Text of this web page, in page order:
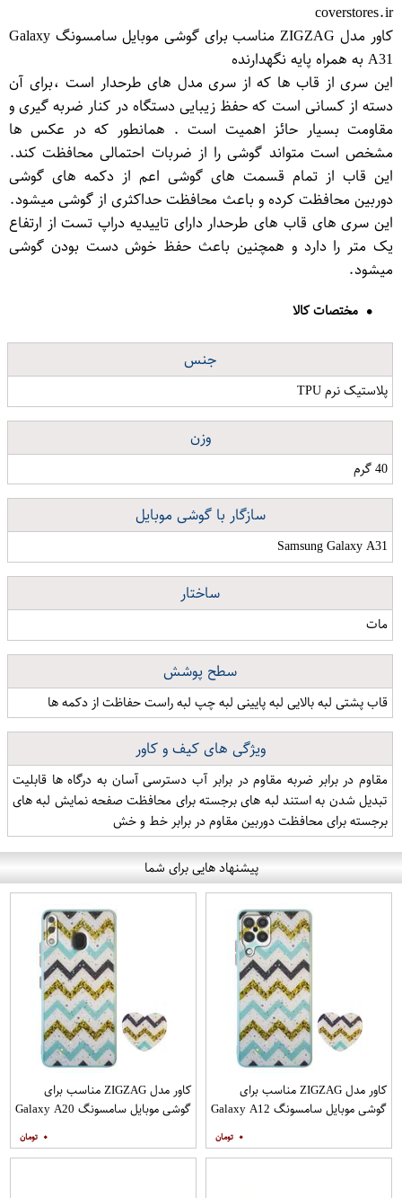
coverstores.ir
کاور مدل ZIGZAG مناسب برای گوشی موبایل سامسونگ Galaxy
A31 به همراه پایه نگهدارنده
این سری از قاب ها که از سری مدل های طرحدار است ،برای آن
دسته از کسانی است که حفظ زیبایی دستگاه در کنار ضربه گیری و
مقاومت بسیار حائز اهمیت است . همانطور که در عکس ها
مشخص است متواند گوشی را از ضربات احتمالی محافظت کند.
این قاب از تمام قسمت های گوشی اعم از دکمه های گوشی
دوربین محافظت کرده و باعث محافظت حداکثری از گوشی میشود.
این سری های قاب های طرحدار دارای تاییدیه دراپ تست از ارتفاع
یک متر را دارد و همچنین باعث حفظ خوش دست بودن گوشی
میشود.
مختصات کالا
جنس
پلاستیک نرم TPU
وزن
40 گرم
سازگار با گوشی موبایل
Samsung Galaxy A31
ساختار
مات
سطح پوشش
قاب پشتی لبه بالایی لبه پایینی لبه چپ لبه راست حفاظت از دکمه ها
ویژگی های کیف و کاور
مقاوم در برابر ضربه مقاوم در برابر آب دسترسی آسان به درگاه ها قابلیت
تبدیل شدن به استند لبه های برجسته برای محافظت صفحه نمایش لبه های
برجسته برای محافظت دوربین مقاوم در برابر خط و خش
پیشنهاد هایی برای شما
کاور مدل ZIGZAG مناسب برای
گوشی موبایل سامسونگ Galaxy A12
۰
کاور مدل ZIGZAG مناسب برای
گوشی موبایل سامسونگ Galaxy A20
۰